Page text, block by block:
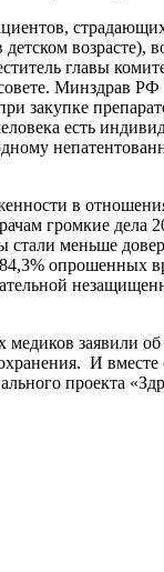
возрасте),
главы
Минздрав РФ
закупке
есть
в
громкие дела
меньше
опрошенных
заявили
И
проекта